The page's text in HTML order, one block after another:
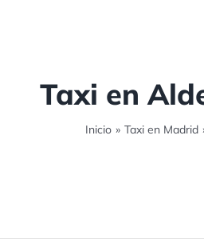
Taxi en
Inicio » Taxi en Madrid